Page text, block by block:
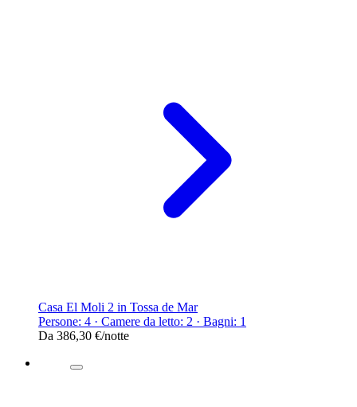
Casa El Moli 2 in Tossa de Mar
Persone: 4 · Camere da letto: 2 · Bagni: 1
Da 386,30 €/notte